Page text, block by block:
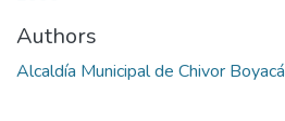
Authors
Alcaldía Municipal de Chivor Boyacá